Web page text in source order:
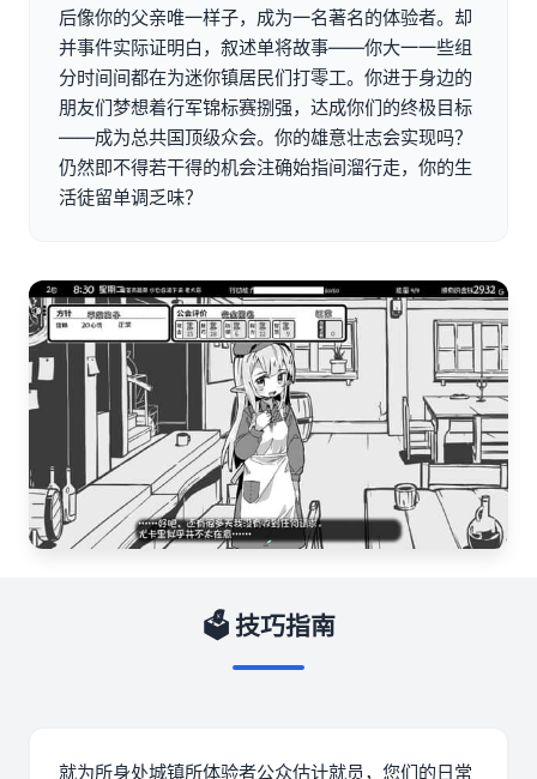
后像你的父亲唯一样子，成为一名著名的体验者。却
并事件实际证明白，叙述单将故事——你大一一些组
分时间间都在为迷你镇居民们打零工。你进于身边的
朋友们梦想着行军锦标赛捌强，达成你们的终极目标
——成为总共国顶级众会。你的雄意壮志会实现吗？
仍然即不得若干得的机会注确始指间溜行走，你的生
活徒留单调乏味？
🗳️ 技巧指南
就为所身处城镇所体验者公众估计就员，您们的日常